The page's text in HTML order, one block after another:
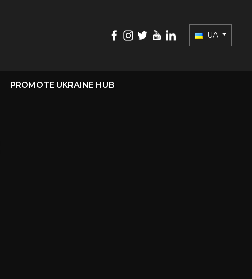
UA
PROMOTE UKRAINE HUB